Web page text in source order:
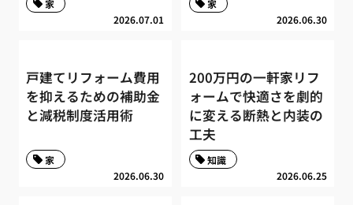
2026.07.01
家
2026.06.30
家
戸建てリフォーム費用
を抑えるための補助金
と減税制度活用術
2026.06.30
家
200万円の一軒家リフ
ォームで快適さを劇的
に変える断熱と内装の
工夫
2026.06.25
知識